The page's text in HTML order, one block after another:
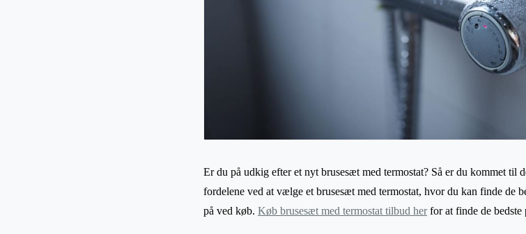
Er du på udkig efter et nyt brusesæt med termostat? Så er du kommet til
fordelene ved at vælge et brusesæt med termostat, hvor du kan finde de
på ved køb. Køb brusesæt med termostat tilbud herfor at finde de bedste